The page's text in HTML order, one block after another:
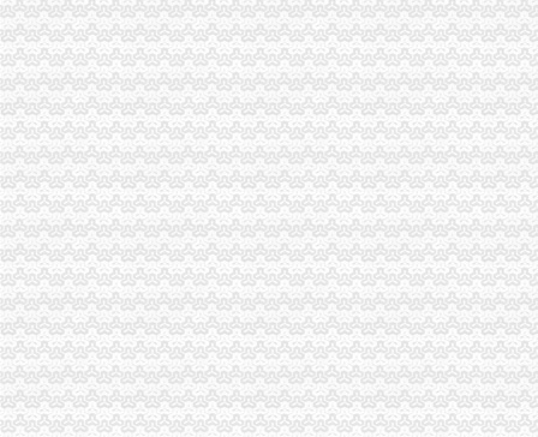
一般纳税人公司注册代理记账内容价格|一般纳税人公司注册代理记账内
工业园区信誉高的一般纳税人公司注册-商务服务-互动百科
代办北京一般纳税人公司注册申请条件-北京便民网
注册商标,申请一般纳税人,注册公司,财税代理
一般纳税人公司注册记账报税_商务服务_厦门小鱼社区_厦门小鱼网
松岗专业免费申请一般纳税人注册公司-深圳58同城
小规模、一般纳税人公司注册_郎辉财务公司注册__杭州19楼
朝区一般纳税人公司注册代理公司-爱喇叭网